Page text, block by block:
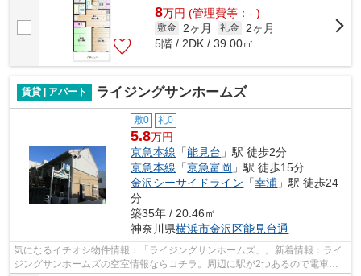
8万円 (管理費等：- )
敷金 2ヶ月 礼金
2ヶ月
5階 / 2DK / 39.00㎡
賃貸 | アパート ライジングサンホームズ
敷0 礼0
5.8万円
京急本線 「能見台 」駅 徒歩2分
京急本線 「京急富岡 」駅 徒歩15分
金沢シーサイドライン 「幸浦 」駅 徒歩24
分
築35年 / 20.46㎡
神奈川県横浜市金沢区能見台通
気になるイチオシ物件情報：「ライジングサンホームズ」。新着情報：ライ
ジングサンホームズの空室情報ならコチラ。周辺に駅が2つあるので電車で